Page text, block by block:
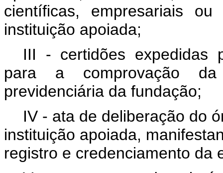
científicas, empresariais
instituição apoiada;
III - certidões expedidas
para a comprovação
previdenciária da fundação;
IV - ata de deliberação do
instituição apoiada,
registro e credenciamento da